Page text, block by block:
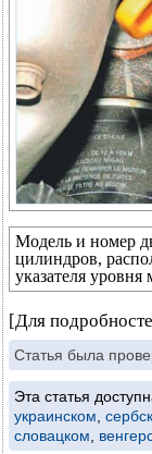
Модель и номер
цилиндров,
указателя уровня
[Для
Статья была
Эта статья
украинском,
словацком,